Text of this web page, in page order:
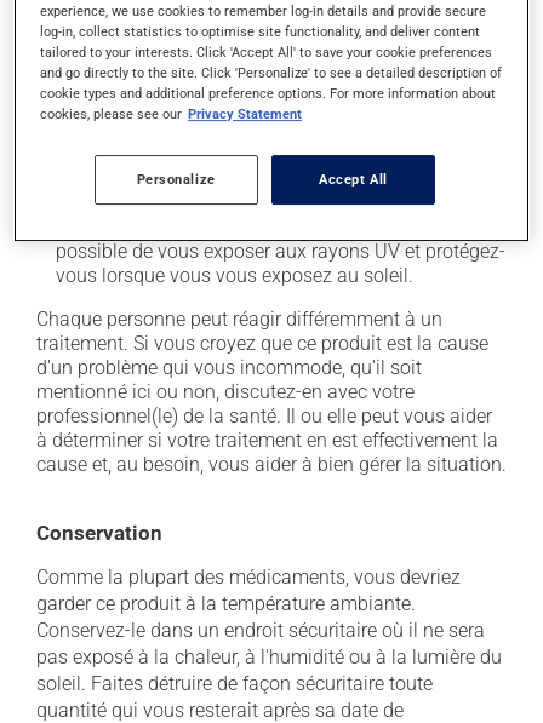
il peut causer des maux de tête;
il peut donner des problèmes de digestion;
il peut causer des étourdissements - levez-vous
lentement et soyez prudent avant de prendre le
il peut faire augmenter la pression artérielle;
il peut rendre votre peau plus sensible aux rayons UV
possible de vous exposer aux rayons UV et protégez-
vous lorsque vous vous exposez au soleil.
Chaque personne peut réagir différemment à un
traitement. Si vous croyez que ce produit est la cause
d'un problème qui vous incommode, qu'il soit
mentionné ici ou non, discutez-en avec votre
professionnel(le) de la santé. Il ou elle peut vous aider
à déterminer si votre traitement en est effectivement la
cause et, au besoin, vous aider à bien gérer la situation.
Conservation
Comme la plupart des médicaments, vous devriez
garder ce produit à la température ambiante.
Conservez-le dans un endroit sécuritaire où il ne sera
pas exposé à la chaleur, à l'humidité ou à la lumière du
soleil. Faites détruire de façon sécuritaire toute
quantité qui vous resterait après sa date de
experience, we use cookies to remember log-in details and provide secure
log-in, collect statistics to optimise site functionality, and deliver content
tailored to your interests. Click 'Accept All' to save your cookie preferences
and go directly to the site. Click 'Personalize' to see a detailed description of
cookie types and additional preference options. For more information about
cookies, please see our Privacy Statement
Personalize Accept All